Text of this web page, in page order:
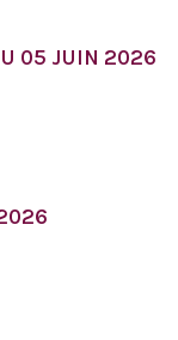
05 JUIN 2026